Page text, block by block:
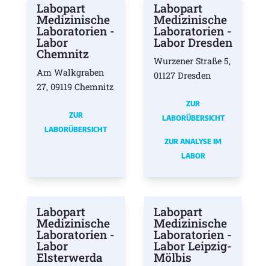
Labopart
Medizinische
Laboratorien -
Labor
Chemnitz
Am Walkgraben
27, 09119 Chemnitz
ZUR
LABORÜBERSICHT
Labopart
Medizinische
Laboratorien -
Labor Dresden
Wurzener Straße 5,
01127 Dresden
ZUR
LABORÜBERSICHT
ZUR ANALYSE IM
LABOR
Labopart
Medizinische
Laboratorien -
Labor
Elsterwerda
Labopart
Medizinische
Laboratorien -
Labor Leipzig-
Mölbis